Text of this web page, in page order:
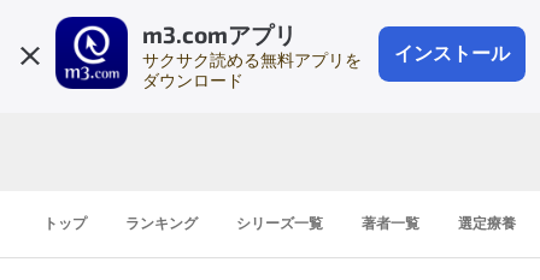
m3.comアプリ
サクサク読める無料アプリを
ダウンロード
インストール
会員登録
登録1分
トップ ランキング シリーズ一覧 著者一覧 選定療養